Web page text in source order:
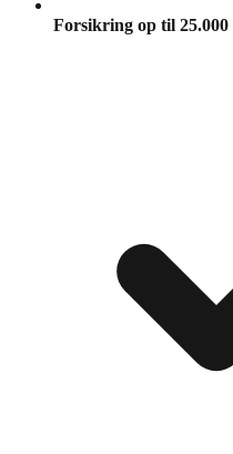
Forsikring op til